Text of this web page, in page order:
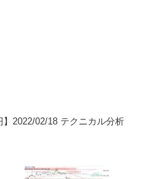
】2022/02/18 テクニカル分析